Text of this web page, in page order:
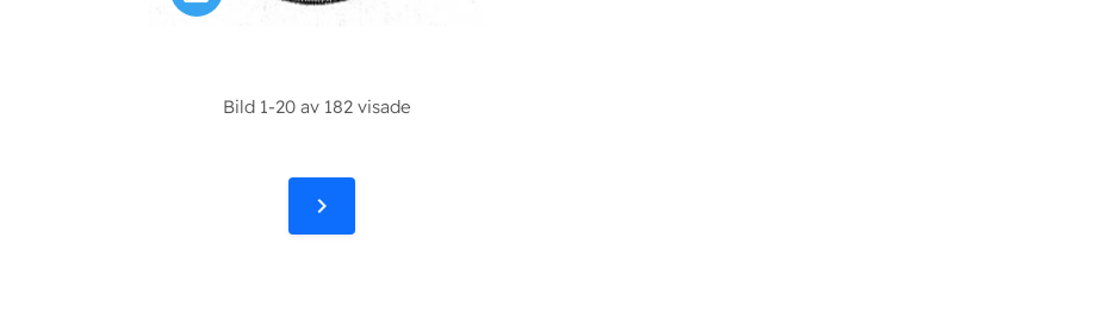
Bild 1-20 av 182 visade